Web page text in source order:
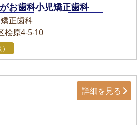
お歯科小児矯正歯科
正歯科
桧原4-5-10
詳細を見る